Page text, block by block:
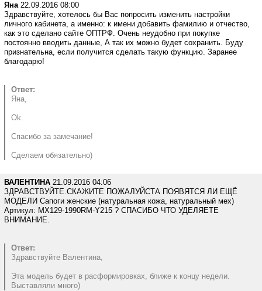
Яна22.09.2016 08:00
Здравствуйте, хотелось бы Вас попросить изменить настройки
личного кабинета, а именно: к имени добавить фамилию и отчество,
как это сделано сайте ОПТРФ. Очень неудобно при покупке
постоянно вводить данные, А так их можно будет сохранить. Буду
признательна, если получится сделать такую функцию. Заранее
благодарю!
Ответ:
Яна,
Ok.
Спасибо за замечание!
Сделаем обязательно)
ВАЛЕНТИНА 21.09.2016 04:06
ЗДРАВСТВУЙТЕ.СКАЖИТЕ ПОЖАЛУЙСТА ПОЯВЯТСЯ ЛИ ЕЩЁ
МОДЕЛИ Сапоги женские (натуральная кожа, натуральный мех)
Артикул: MX129-1990RM-Y215 ? СПАСИБО ЧТО УДЕЛЯЕТЕ
ВНИМАНИЕ.
Ответ:
Здравствуйте Валентина,
Эта модель будет в расформировках, ближе к концу недели.
Выставляли много)